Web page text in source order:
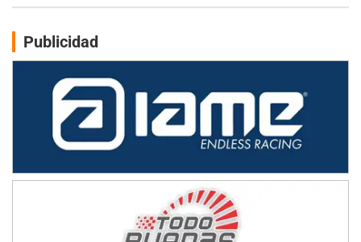
Humboldt (Santa Fe)
NORESTE SANTAFESINO - F6
SUR SANTAFESINO - F4
José Samuel Sánchez (Tierra)
Rufino (Santa Fe)
Juan Navarro (Asfalto)
COBERTURA ESPECIAL DE E-KART.COM.AR
Publicidad